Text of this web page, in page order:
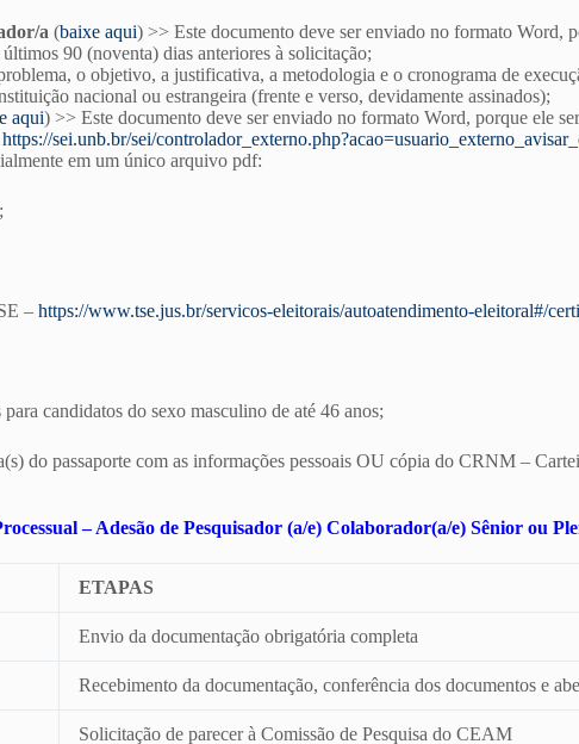
a(baixe aqui) >> Este documento deve ser enviado no formato Word,
90 (noventa) dias anteriores à solicitação;
o objetivo, a justificativa, a metodologia e o cronograma de
nacional ou estrangeira (frente e verso, devidamente assinados);
aqui) >> Este documento deve ser enviado no formato Word, porque ele
https://sei.unb.br/sei/
em um único arquivo pdf:
–https://www.tse.jus.br/servicos-eleitorais/autoatendimento-eleitoral#/
candidatos do sexo masculino de até 46 anos;
do passaporte com as informações pessoais OU cópia do CRNM –
– Adesão de Pesquisador (a/e) Colaborador(a/e) Sênior ou
ETAPAS
Envio da documentação obrigatória completa
Recebimento da documentação, conferência dos documentos e
Solicitação de parecer à Comissão de Pesquisa do CEAM